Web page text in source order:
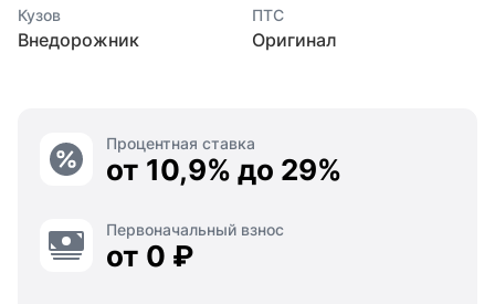
Кузов
Внедорожник
ПТС
Оригинал
Процентная ставка
от 10,9% до 29%
Первоначальный взнос
от 0 ₽